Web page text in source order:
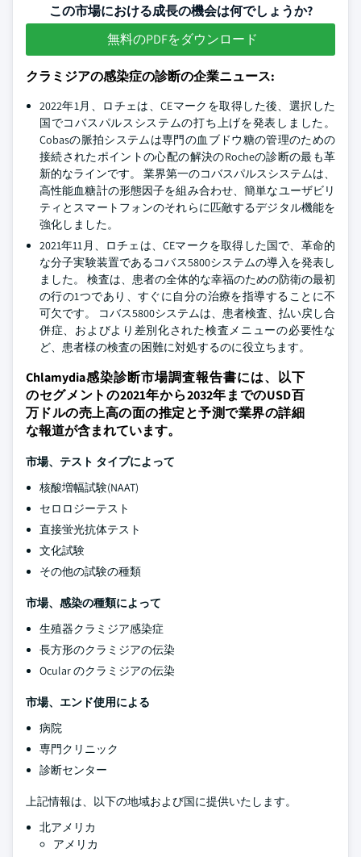
この市場における成長の機会は何でしょうか?
無料のPDFをダウンロード
クラミジアの感染症の診断の企業ニュース:
2022年1月、ロチェは、CEマークを取得した後、選択した
国でコバスパルスシステムの打ち上げを発表しました。
Cobasの脈拍システムは専門の血ブドウ糖の管理のための
接続されたポイントの心配の解決のRocheの診断の最も革
新的なラインです。 業界第一のコバスパルスシステムは、
高性能血糖計の形態因子を組み合わせ、簡単なユーザビリ
ティとスマートフォンのそれらに匹敵するデジタル機能を
強化しました。
2021年11月、ロチェは、CEマークを取得した国で、革命的
な分子実験装置であるコバス5800システムの導入を発表し
ました。 検査は、患者の全体的な幸福のための防衛の最初
の行の1つであり、すぐに自分の治療を指導することに不
可欠です。 コバス5800システムは、患者検査、払い戻し合
併症、およびより差別化された検査メニューの必要性な
ど、患者様の検査の困難に対処するのに役立ちます。
Chlamydia感染診断市場調査報告書には、以下
のセグメントの2021年から2032年までのUSD百
万ドルの売上高の面の推定と予測で業界の詳細
な報道が含まれています。
市場、テスト タイプによって
核酸増幅試験(NAAT)
セロロジーテスト
直接蛍光抗体テスト
文化試験
その他の試験の種類
市場、感染の種類によって
生殖器クラミジア感染症
長方形のクラミジアの伝染
Ocular のクラミジアの伝染
市場、エンド使用による
病院
専門クリニック
診断センター
上記情報は、以下の地域および国に提供いたします。
北アメリカ
アメリカ